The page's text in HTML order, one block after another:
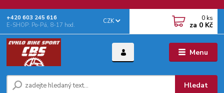
Menu
CZK
Hledat
+‭420 603 245 616‬
E-SHOP: Po-Pá, 8-17 hod.
0 ks
za 0 Kč